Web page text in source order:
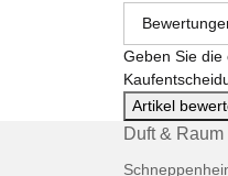
Geben Sie die
Artikel
Duft & Raum